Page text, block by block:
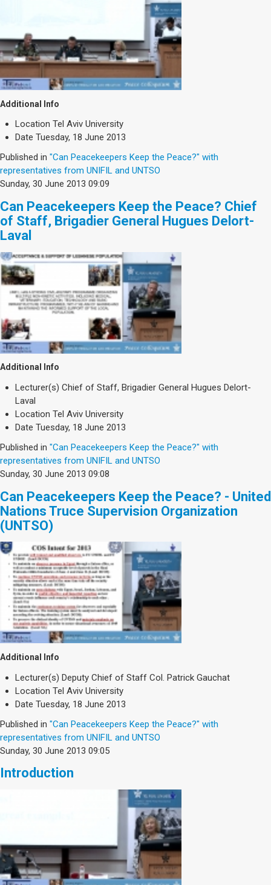
Additional Info
Location Tel Aviv University
Date Tuesday, 18 June 2013
Published in "Can Peacekeepers Keep the Peace?" with
representatives from UNIFIL and UNTSO
Sunday, 30 June 2013 09:09
Can Peacekeepers Keep the Peace? Chief
of Staff, Brigadier General Hugues Delort-
Laval
Additional Info
Lecturer(s) Chief of Staff, Brigadier General Hugues Delort-
Laval
Location Tel Aviv University
Date Tuesday, 18 June 2013
Published in "Can Peacekeepers Keep the Peace?" with
representatives from UNIFIL and UNTSO
Sunday, 30 June 2013 09:08
Can Peacekeepers Keep the Peace? - United
Nations Truce Supervision Organization
(UNTSO)
Additional Info
Lecturer(s) Deputy Chief of Staff Col. Patrick Gauchat
Location Tel Aviv University
Date Tuesday, 18 June 2013
Published in "Can Peacekeepers Keep the Peace?" with
representatives from UNIFIL and UNTSO
Sunday, 30 June 2013 09:05
Introduction